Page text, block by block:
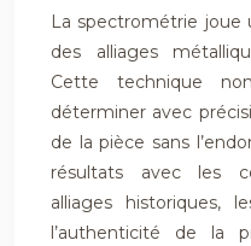
La spectrométrie joue
des alliages
Cette technique
déterminer avec
de la pièce sans
résultats avec les
alliages historiques,
l’authenticité de la